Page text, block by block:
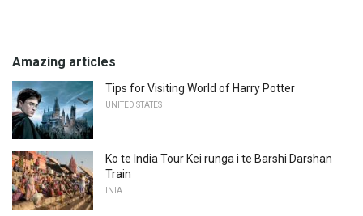
Amazing articles
Tips for Visiting World of Harry Potter
UNITED STATES
Ko te India Tour Kei runga i te Barshi Darshan
Train
INIA